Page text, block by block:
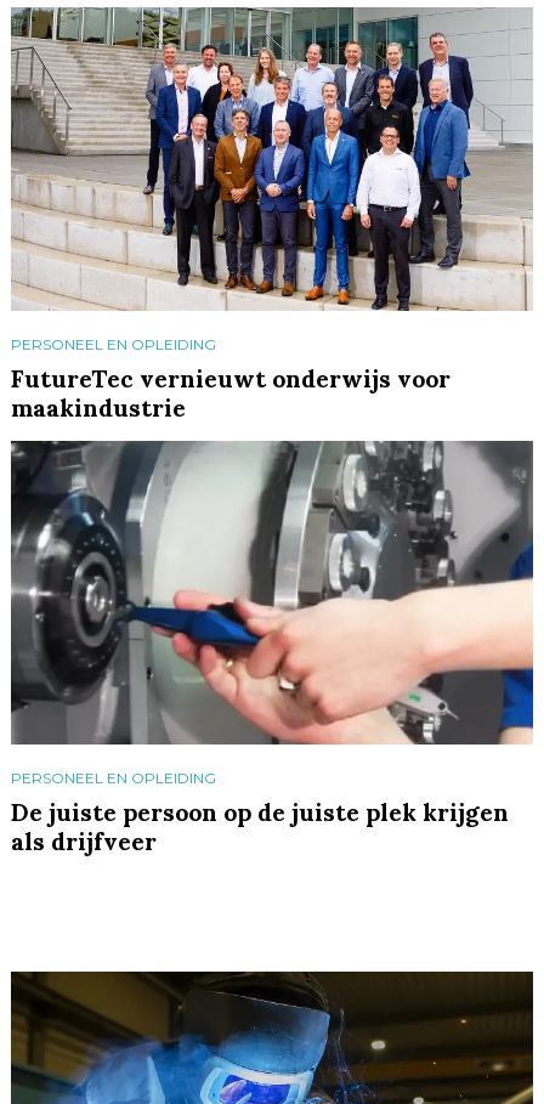
PERSONEEL EN OPLEIDING
FutureTec vernieuwt onderwijs voor
maakindustrie
PERSONEEL EN OPLEIDING
De juiste persoon op de juiste plek krijgen
als drijfveer